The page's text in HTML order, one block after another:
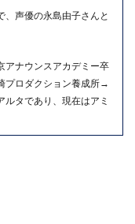
、声優の永島由子さんと
ナウンスアカデミー卒
ロダクション養成所→
タであり、現在はアミ